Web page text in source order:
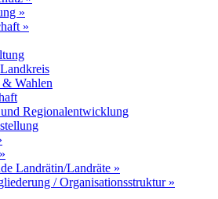
»
»
Wahlen
Regionalentwicklung
Landrätin/Landräte »
/ Organisationsstruktur »